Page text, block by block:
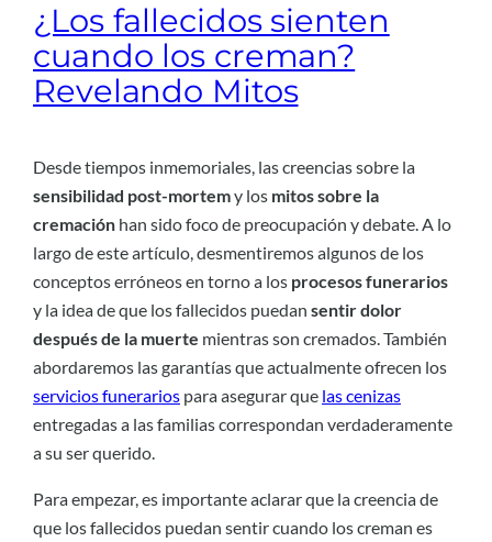
¿Los fallecidos sienten
cuando los creman?
Revelando Mitos
Desde tiempos inmemoriales, las creencias sobre la
sensibilidad post-mortemy los mitos sobre la
cremación han sido foco de preocupación y debate. A lo
largo de este artículo, desmentiremos algunos de los
conceptos erróneos en torno a los procesos funerarios
y la idea de que los fallecidos puedan sentir dolor
después de la muerte mientras son cremados. También
abordaremos las garantías que actualmente ofrecen los
servicios funerarios para asegurar que las cenizas
entregadas a las familias correspondan verdaderamente
a su ser querido.
Para empezar, es importante aclarar que la creencia de
que los fallecidos puedan sentir cuando los creman es